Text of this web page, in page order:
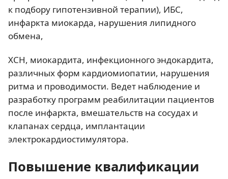
к подбору гипотензивной терапии), ИБС,
инфаркта миокарда, нарушения липидного
обмена,
ХСН, миокардита, инфекционного эндокардита,
различных форм кардиомиопатии, нарушения
ритма и проводимости. Ведет наблюдение и
разработку программ реабилитации пациентов
после инфаркта, вмешательств на сосудах и
клапанах сердца, имплантации
электрокардиостимулятора.
Повышение квалификации